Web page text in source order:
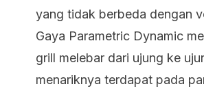
yang tidak berbeda dengan
Gaya Parametric Dynamic
grill melebar dari ujung ke
menariknya terdapat pada